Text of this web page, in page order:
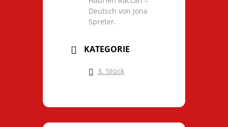
Deutsch von Jona
Spreter.
KATEGORIE
3. Stück